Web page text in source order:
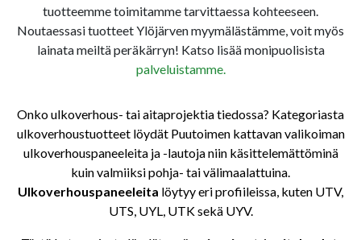
tuotteemme toimitamme tarvittaessa kohteeseen.
Noutaessasi tuotteet Ylöjärven myymälästämme, voit myös
lainata meiltä peräkärryn! Katso lisää monipuolisista
palveluistamme.
Onko ulkoverhous- tai aitaprojektia tiedossa? Kategoriasta
ulkoverhoustuotteet löydät Puutoimen kattavan valikoiman
ulkoverhouspaneeleita ja -lautoja niin käsittelemättöminä
kuin valmiiksi pohja- tai välimaalattuina.
Ulkoverhouspaneeleita löytyy eri profiileissa, kuten UTV,
UTS, UYL, UTK sekä UYV.